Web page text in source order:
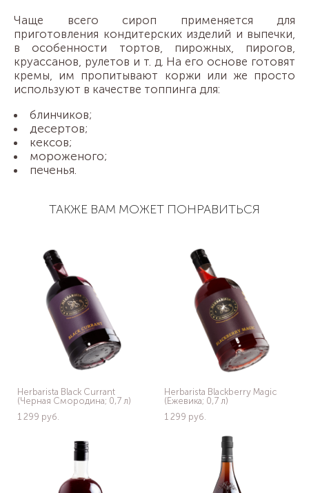
Чаще всего сироп применяется для
приготовления кондитерских изделий и выпечки,
в особенности тортов, пирожных, пирогов,
круассанов, рулетов и т. д. На его основе готовят
кремы, им пропитывают коржи или же просто
используют в качестве топпинга для:
блинчиков;
десертов;
кексов;
мороженого;
печенья.
ТАКЖЕ ВАМ МОЖЕТ ПОНРАВИТЬСЯ
Herbarista Black Currant
(Черная Смородина; 0,7 л)
1 299 pуб.
Herbarista Blackberry Magic
(Ежевика; 0,7 л)
1 299 pуб.